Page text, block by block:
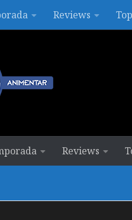
Reviews
Reviews